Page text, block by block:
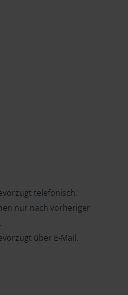
telefonisch.
nur nach vorheriger
über E-Mail.